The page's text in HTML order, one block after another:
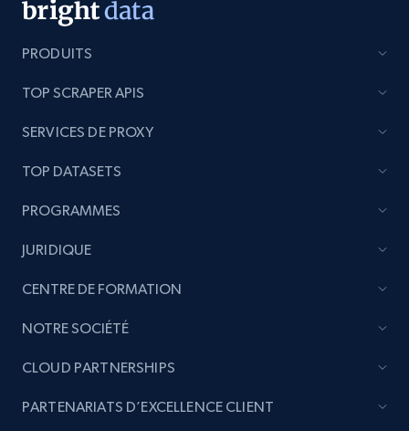
PRODUITS
TOP SCRAPER APIS
SERVICES DE PROXY
TOP DATASETS
PROGRAMMES
JURIDIQUE
CENTRE DE FORMATION
NOTRE SOCIÉTÉ
CLOUD PARTNERSHIPS
PARTENARIATS D’EXCELLENCE CLIENT